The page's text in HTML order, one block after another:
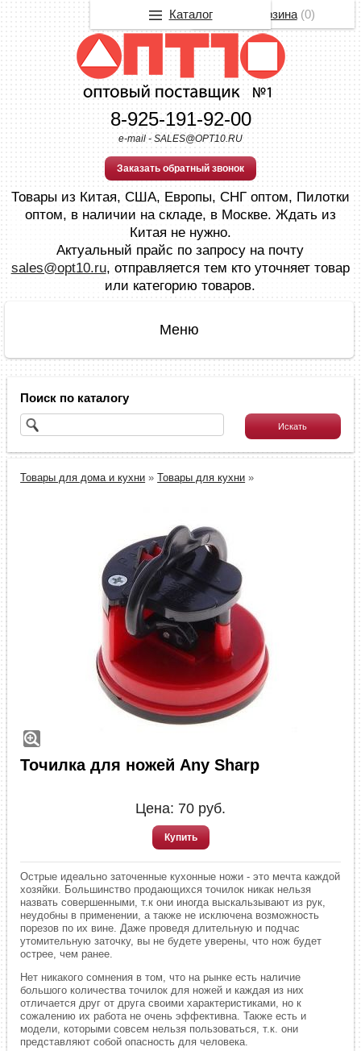
8-925-191-92-00
e-mail - SALES@OPT10.RU
Заказать обратный звонок
Товары из Китая, США, Европы, СНГ оптом, Пилотки
оптом, в наличии на складе, в Москве. Ждать из
Китая не нужно.
Актуальный прайс по запросу на почту
sales@opt10.ru, отправляется тем кто уточняет товар
или категорию товаров.
Поиск по каталогу
Товары для дома и кухни »Товары для кухни »
Точилка для ножей Any Sharp
Цена: 70 руб.
Купить
Острые идеально заточенные кухонные ножи - это мечта каждой
хозяйки. Большинство продающихся точилок никак нельзя
назвать совершенными, т.к они иногда выскальзывают из рук,
неудобны в применении, а также не исключена возможность
порезов по их вине. Даже проведя длительную и подчас
утомительную заточку, вы не будете уверены, что нож будет
острее, чем ранее.
Нет никакого сомнения в том, что на рынке есть наличие
большого количества точилок для ножей и каждая из них
отличается друг от друга своими характеристиками, но к
сожалению их работа не очень эффективна. Также есть и
модели, которыми совсем нельзя пользоваться, т.к. они
представляют собой опасность для человека.
Корзина(0)
Каталог